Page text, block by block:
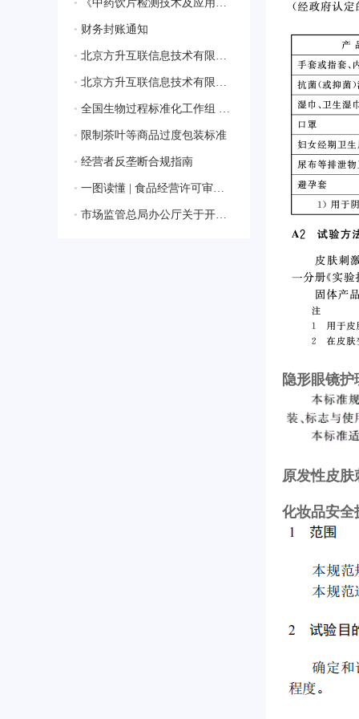
• 《中药饮片检测技术及应用》蓝皮书生态合作伙伴征集启动会圆满落幕，共绘行业新蓝图
• 财务封账通知
• 北京方升互联信息技术有限公司顺利通过质量管理体系认证
• 北京方升互联信息技术有限公司顺利通过ISO/IEC 27001:2022信息安全管理体系认证
• 全国生物过程标准化工作组 获批成立
• 限制茶叶等商品过度包装标准
• 经营者反垄断合规指南
• 一图读懂 | 食品经营许可审查通则
• 市场监管总局办公厅关于开展2024年国家级检验检测机构能力验证工作的通知
隐形眼镜护
原发性皮肤
化妆品安全